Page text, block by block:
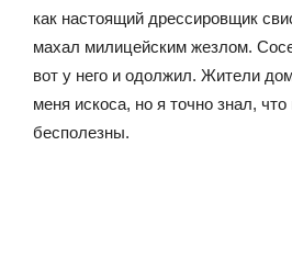
как настоящий дрессировщик
махал милицейским жезлом.
вот у него и одолжил. Жители
меня искоса, но я точно знал,
бесполезны.